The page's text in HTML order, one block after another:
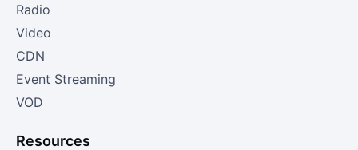
Radio
Video
CDN
Event Streaming
VOD
Resources